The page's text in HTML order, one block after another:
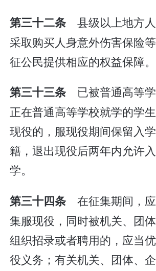
第三十二条 县级以上地方
采取购买人身意外伤害保险
征公民提供相应的权益保障。
第三十三条 已被普通高等
正在普通高等学校就学的学
现役的，服现役期间保留入
籍，退出现役后两年内允许
学。
第三十四条 在征集期间，
集服现役，同时被机关、团
组织招录或者聘用的，应当
役义务；有关机关、团体、